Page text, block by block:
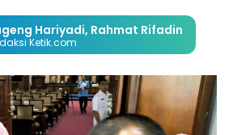
Hariyadi, Rahmat Rifadin
Ketik.com